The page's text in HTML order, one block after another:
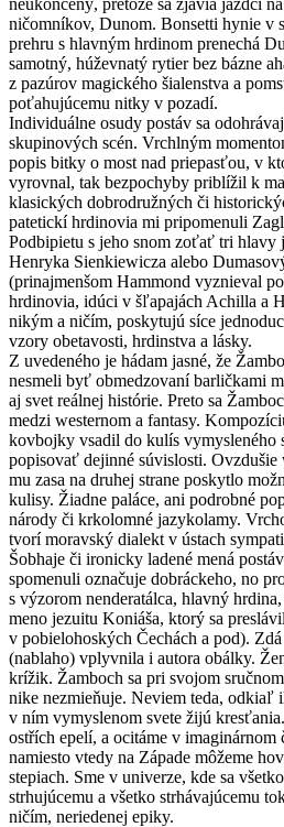
ničomníkov, Dunom. Bonsetti hynie v
prehru s hlavným hrdinom prenechá
samotný, húževnatý rytier bez bázne
z pazúrov magického šialenstva a
poťahujúcemu nitky v pozadí.
Individuálne osudy postáv sa
skupinových scén. Vrchlným
popis bitky o most nad priepasťou, v
vyrovnal, tak bezpochyby priblížil k
klasických dobrodružných či
patetickí hrdinovia mi pripomenuli
Podbipietu s jeho snom zoťať tri hlavy
Henryka Sienkiewicza alebo
(prinajmenšom Hammond vyznieval
hrdinovia, idúci v šľapajách Achilla a
nikým a ničím, poskytujú síce
vzory obetavosti, hrdinstva a lásky.
Z uvedeného je hádam jasné, že
nesmeli byť obmedzovaní barličkami
aj svet reálnej histórie. Preto sa
medzi westernom a fantasy.
kovbojky vsadil do kulís vymysleného
popisovať dejinné súvislosti.
mu zasa na druhej strane poskytlo
kulisy. Žiadne paláce, ani podrobné
národy či krkolomné jazykolamy.
tvorí moravský dialekt v ústach
Šobhaje či ironicky ladené mená
spomenuli označuje dobráckeho, no
s výzorom nenderatálca, hlavný
meno jezuitu Koniáša, ktorý sa
v pobielohoských Čechách a pod).
(nablaho) vplyvnila i autora obálky.
krížik. Žamboch sa pri svojom
nike nezmieňuje. Neviem teda, odkiaľ
v ním vymyslenom svete žijú
ostřích epelí, a ocitáme v imaginárnom
namiesto vtedy na Západe môžeme
stepiach. Sme v univerze, kde sa
strhujúcemu a všetko strhávajúcemu
ničím, neriedenej epiky.